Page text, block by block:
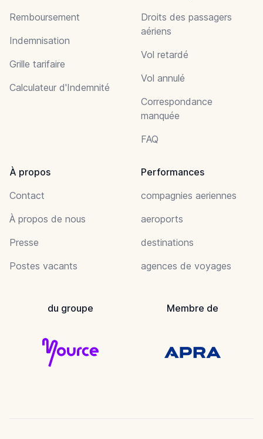
Remboursement
Indemnisation
Grille tarifaire
Calculateur d'Indemnité
Droits des passagers
aériens
Vol retardé
Vol annulé
Correspondance
manquée
FAQ
À propos
Contact
À propos de nous
Presse
Postes vacants
Performances
compagnies aeriennes
aeroports
destinations
agences de voyages
du groupe Membre de